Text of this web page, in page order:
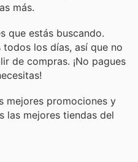
más.
que estás buscando.
los días, así que no
de compras. ¡No pagues
mejores promociones y
las mejores tiendas del